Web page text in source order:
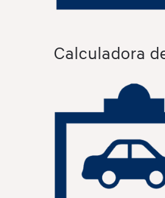
Calculadora